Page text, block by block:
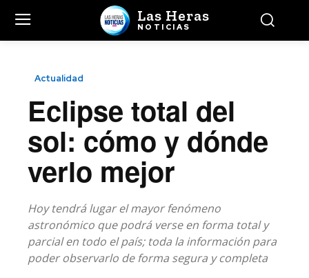
Las Heras
NOTICIAS
Actualidad
Eclipse total del
sol: cómo y dónde
verlo mejor
Hoy tendrá lugar el mayor fenómeno
astronómico que podrá verse en forma total y
parcial en todo el país; toda la información para
poder observarlo de forma segura y completa